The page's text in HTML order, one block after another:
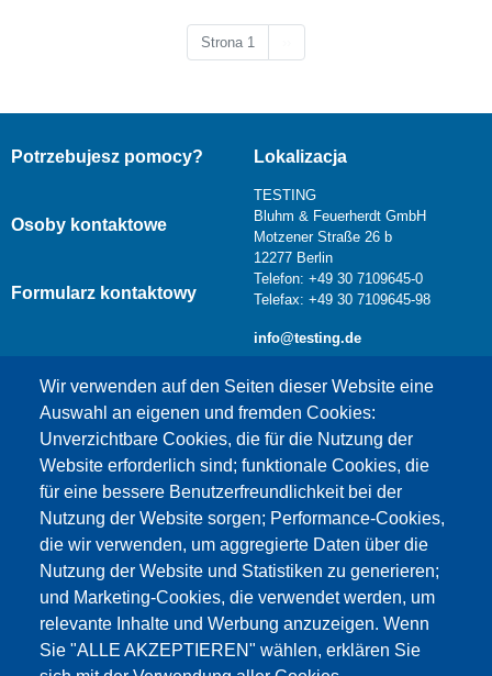
Strona 1
Wir verwenden auf den Seiten dieser Website eine
Auswahl an eigenen und fremden Cookies:
Unverzichtbare Cookies, die für die Nutzung der
Website erforderlich sind; funktionale Cookies, die
für eine bessere Benutzerfreundlichkeit bei der
Nutzung der Website sorgen; Performance-Cookies,
die wir verwenden, um aggregierte Daten über die
Nutzung der Website und Statistiken zu generieren;
und Marketing-Cookies, die verwendet werden, um
relevante Inhalte und Werbung anzuzeigen. Wenn
Sie "ALLE AKZEPTIEREN" wählen, erklären Sie
Potrzebujesz pomocy?
Osoby kontaktowe
Formularz kontaktowy
Lokalizacja
TESTING
Bluhm & Feuerherdt GmbH
Motzener Straße 26 b
12277 Berlin
Telefon: +49 30 7109645-0
Telefax: +49 30 7109645-98
info@testing.de
Dieser Inhalt ist blockiert, da die Google Maps
Cookies nicht akzeptiert wurden.
NUR DIE GOOGLE MAPS COOKIES
AKZEPTIEREN.